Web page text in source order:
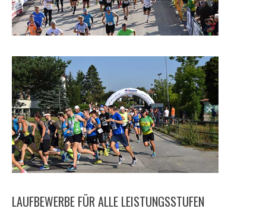
LAUFBEWERBE FÜR ALLE LEISTUNGSSTUFEN